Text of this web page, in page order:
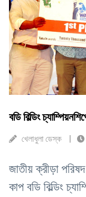
বডি বিল্ডিং
খেলাধুলা ডেস্ক
জাতীয় ক্রীড়া
কাপ বডি বিল্ডিং